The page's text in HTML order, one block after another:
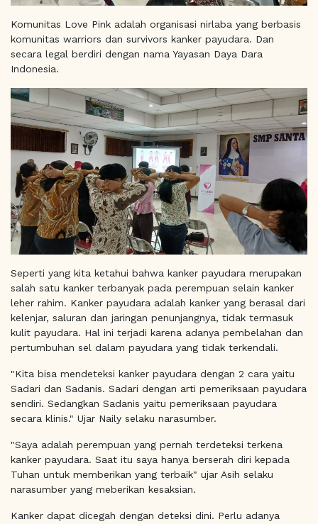
Komunitas Love Pink adalah organisasi nirlaba yang berbasis
komunitas warriors dan survivors kanker payudara. Dan
secara legal berdiri dengan nama Yayasan Daya Dara
Indonesia.
Seperti yang kita ketahui bahwa kanker payudara merupakan
salah satu kanker terbanyak pada perempuan selain kanker
leher rahim. Kanker payudara adalah kanker yang berasal dari
kelenjar, saluran dan jaringan penunjangnya, tidak termasuk
kulit payudara. Hal ini terjadi karena adanya pembelahan dan
pertumbuhan sel dalam payudara yang tidak terkendali.
"Kita bisa mendeteksi kanker payudara dengan 2 cara yaitu
Sadari dan Sadanis. Sadari dengan arti pemeriksaan payudara
sendiri. Sedangkan Sadanis yaitu pemeriksaan payudara
secara klinis." Ujar Naily selaku narasumber.
"Saya adalah perempuan yang pernah terdeteksi terkena
kanker payudara. Saat itu saya hanya berserah diri kepada
Tuhan untuk memberikan yang terbaik" ujar Asih selaku
narasumber yang meberikan kesaksian.
Kanker dapat dicegah dengan deteksi dini. Perlu adanya